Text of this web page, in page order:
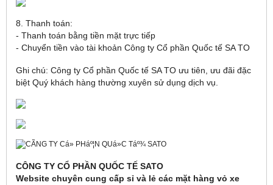
8. Thanh toán:
- Thanh toán bằng tiền mặt trực tiếp
- Chuyển tiền vào tài khoản Công ty Cổ phần Quốc tế SA TO
Ghi chú: Công ty Cổ phần Quốc tế SA TO ưu tiên, ưu đãi đặc
biệt Quý khách hàng thường xuyên sử dụng dịch vụ.
CÔNG TY CỔ PHẦN QUỐC TẾ SATO
Website chuyên cung cấp sỉ và lẻ các mặt hàng vỏ xe